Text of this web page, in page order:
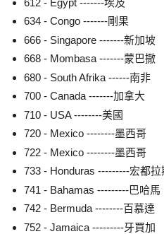
634 - Congo -------剛果
666 - Singapore -------新加坡
668 - Mombasa -------蒙巴撒
680 - South Afrika ------南非
700 - Canada -------加拿大
710 - USA --------美國
720 - Mexico --------墨西哥
722 - Mexico --------墨西哥
733 - Honduras ---------宏都拉
741 - Bahamas ---------巴哈馬
742 - Bermuda --------百慕達
752 - Jamaica ---------牙買加